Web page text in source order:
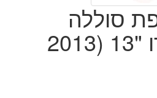
סוללה
למקבוק פרו "13 (2013